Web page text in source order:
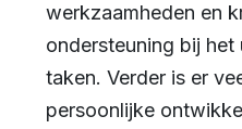
werkzaamheden en
ondersteuning bij het
taken. Verder is er
persoonlijke